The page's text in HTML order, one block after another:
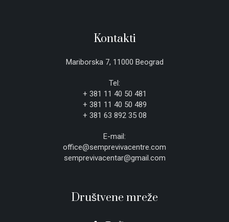
Kontakti
Mariborska 7, 11000 Beograd
Tel:
+ 381 11 40 50 481
+ 381 11 40 50 489
+ 381 63 892 35 08
E-mail:
office@semprevivacentre.com
semprevivacentar@gmail.com
Društvene mreže